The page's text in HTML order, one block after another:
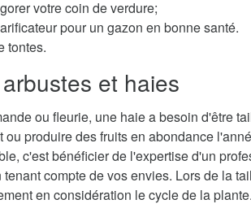
votre coin de verdure;
pour un gazon en bonne santé.
tontes.
et haies
ou fleurie, une haie a besoin d'être
produire des fruits en abondance
c'est bénéficier de l'expertise d'un
compte de vos envies. Lors de la
en considération le cycle de la plante.